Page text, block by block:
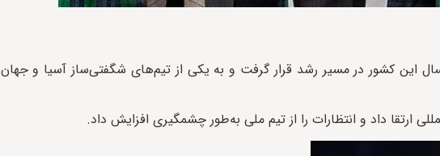
۱۴۰۱ آغاز شد؛ دوره‌ای که فوتسال این کشور در مسیر رشد قرار گرفت و به یکی از تیم‌های شگفتی‌ساز آسیا و جهان
ارتقا داد و انتظارات را از تیم ملی به‌طور چشمگیری افزایش داد.